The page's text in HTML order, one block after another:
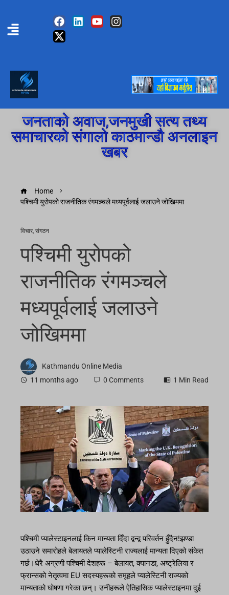
जनताको अवाज,जनमुखी सत्य तथ्य
समाचारको संगालो काठमान्डौ अनलाइन
खबर
Home
पश्चिमी युरोपको राजनीतिक रंगमञ्चले मध्यपूर्वलाई जलाउने जोखिममा
विचार, संगठन
पश्चिमी युरोपको
राजनीतिक रंगमञ्चले
मध्यपूर्वलाई जलाउने
जोखिममा
Kathmandu Online Media
11 months ago
0 Comments 1 Min Read
पश्चिमी प्यालेस्टाइनलाई किन मान्यता दिँदा द्वन्द्व परिवर्तन हुँदैन!झण्डा
उठाउने समारोहले बेलायतले प्यालेस्टिनी राज्यलाई मान्यता दिएको संकेत
गर्छ।धेरै अग्रणी पश्चिमी देशहरू – बेलायत, क्यानडा, अष्ट्रेलिया र
फ्रान्सको नेतृत्वमा EU सदस्यहरूको समूहले प्यालेस्टिनी राज्यको
मान्यताको घोषणा गरेका छन्। उनीहरूले ऐतिहासिक प्यालेस्टाइनमा दुई